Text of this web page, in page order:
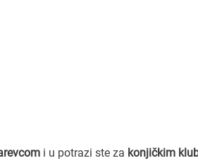
i u potrazi ste za konjičkim